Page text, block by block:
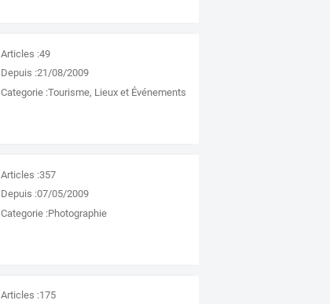
Articles :49
Depuis :21/08/2009
Categorie :Tourisme, Lieux et Événements
Articles :357
Depuis :07/05/2009
Categorie :Photographie
Articles :175